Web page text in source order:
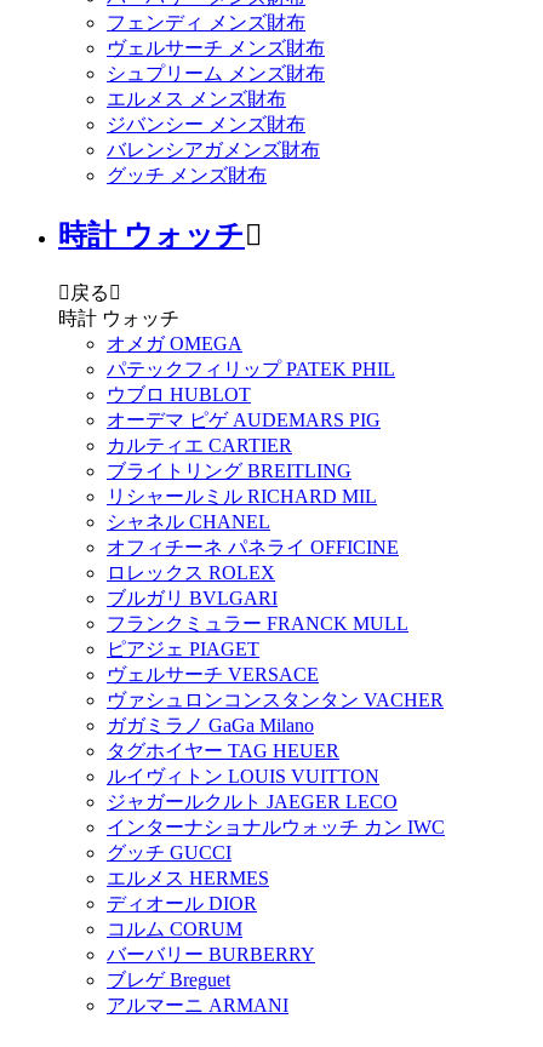
フェンディ メンズ財布
ヴェルサーチ メンズ財布
シュプリーム メンズ財布
エルメス メンズ財布
ジバンシー メンズ財布
バレンシアガメンズ財布
グッチ メンズ財布
時計 ウォッチ
 戻る 
時計 ウォッチ
オメガ OMEGA
パテックフィリップ PATEK PHIL
ウブロ HUBLOT
オーデマ ピゲ AUDEMARS PIG
カルティエ CARTIER
ブライトリング BREITLING
リシャールミル RICHARD MIL
シャネル CHANEL
オフィチーネ パネライ OFFICINE
ロレックス ROLEX
ブルガリ BVLGARI
フランクミュラー FRANCK MULL
ピアジェ PIAGET
ヴェルサーチ VERSACE
ヴァシュロンコンスタンタン VACHER
ガガミラノ GaGa Milano
タグホイヤー TAG HEUER
ルイヴィトン LOUIS VUITTON
ジャガールクルト JAEGER LECO
インターナショナルウォッチ カン IWC
グッチ GUCCI
エルメス HERMES
ディオール DIOR
コルム CORUM
バーバリー BURBERRY
ブレゲ Breguet
アルマーニ ARMANI